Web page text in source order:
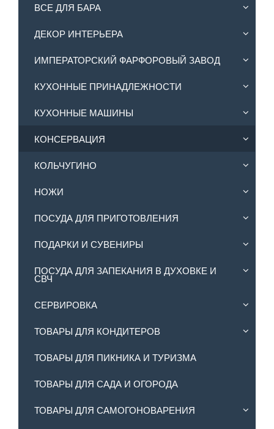
ВСЕ ДЛЯ БАРА
ДЕКОР ИНТЕРЬЕРА
ИМПЕРАТОРСКИЙ ФАРФОРОВЫЙ ЗАВОД
КУХОННЫЕ ПРИНАДЛЕЖНОСТИ
КУХОННЫЕ МАШИНЫ
КОНСЕРВАЦИЯ
КОЛЬЧУГИНО
НОЖИ
ПОСУДА ДЛЯ ПРИГОТОВЛЕНИЯ
ПОДАРКИ И СУВЕНИРЫ
ПОСУДА ДЛЯ ЗАПЕКАНИЯ В ДУХОВКЕ И
СВЧ
СЕРВИРОВКА
ТОВАРЫ ДЛЯ КОНДИТЕРОВ
ТОВАРЫ ДЛЯ ПИКНИКА И ТУРИЗМА
ТОВАРЫ ДЛЯ САДА И ОГОРОДА
ТОВАРЫ ДЛЯ САМОГОНОВАРЕНИЯ